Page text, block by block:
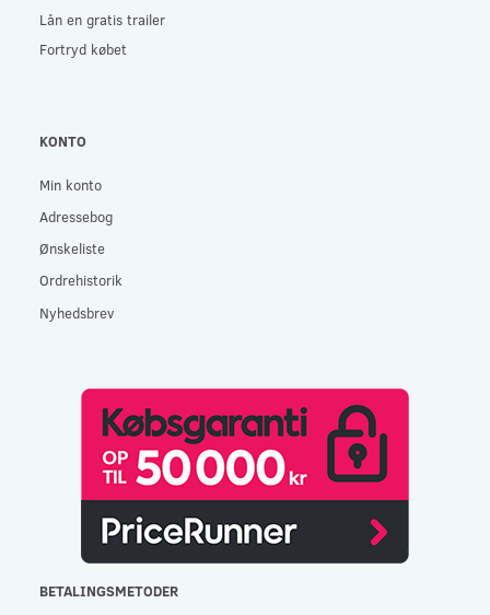
Lån en gratis trailer
Fortryd købet
KONTO
Min konto
Adressebog
Ønskeliste
Ordrehistorik
Nyhedsbrev
BETALINGSMETODER